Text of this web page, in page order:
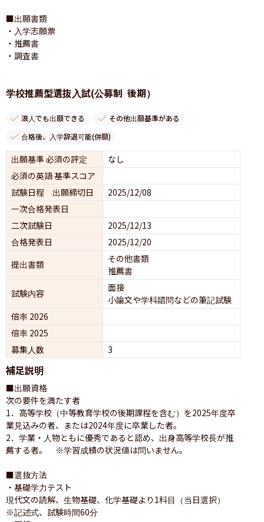
■出願書類
・入学志願票
・推薦書
・調査書
学校推薦型選抜入試(公募制 後期）
浪人でも出願できる
その他出願基準がある
合格後、入学辞退可能(併願)
出願基準 必須の評定
なし
必須の英語 基準スコア
試験日程 出願締切日
2025/12/08
一次合格発表日
二次試験日
2025/12/13
合格発表日
2025/12/20
提出書類
その他書類
推薦書
試験内容
面接
小論文や学科諮問などの筆記試験
倍率 2026
倍率 2025
募集人数
3
補足説明
■出願資格
次の要件を満たす者
1．高等学校（中等教育学校の後期課程を含む）を2025年度卒
業見込みの者、または2024年度に卒業した者。
2．学業・人物ともに優秀であると認め、出身高等学校長が推
薦する者。　※学習成績の状況値は問いません。
■選抜方法
・基礎学力テスト
現代文の読解、生物基礎、化学基礎より1科目（当日選択）
※記述式、試験時間60分